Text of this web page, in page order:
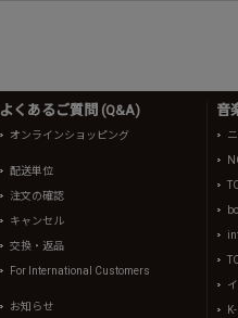
よくあるご質問 (Q&A)
オンラインショッピング
配送単位
注文の確認
キャンセル
交換・返品
For International Customers
お知らせ
音